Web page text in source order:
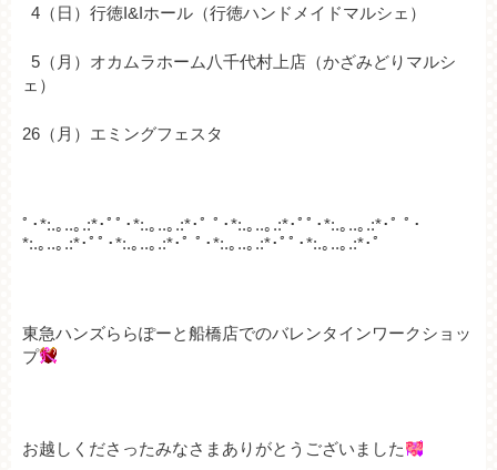
4（日）行徳I&Iホール（行徳ハンドメイドマルシェ）
5（月）オカムラホーム八千代村上店（かざみどりマルシ
ェ）
26（月）エミングフェスタ
ﾟ･*:.｡..｡.:*･ﾟﾟ･*:.｡..｡.:*･ﾟ ﾟ･*:.｡..｡.:*･ﾟﾟ･*:.｡..｡.:*･ﾟ ﾟ･
*:.｡..｡.:*･ﾟﾟ･*:.｡..｡.:*･ﾟ ﾟ･*:.｡..｡.:*･ﾟﾟ･*:.｡..｡.:*･ﾟ
東急ハンズららぽーと船橋店でのバレンタインワークショッ
プ
お越しくださったみなさまありがとうございました